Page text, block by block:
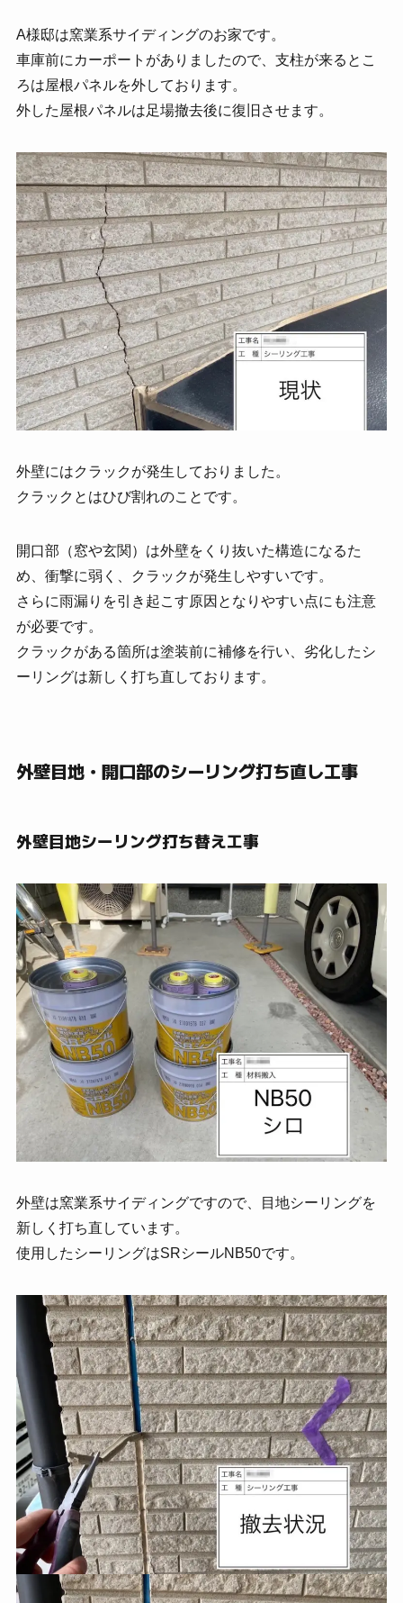
A様邸は窯業系サイディングのお家です。
車庫前にカーポートがありましたので、支柱が来るとこ
ろは屋根パネルを外しております。
外した屋根パネルは足場撤去後に復旧させます。
外壁にはクラックが発生しておりました。
クラックとはひび割れのことです。
開口部（窓や玄関）は外壁をくり抜いた構造になるた
め、衝撃に弱く、クラックが発生しやすいです。
さらに雨漏りを引き起こす原因となりやすい点にも注意
が必要です。
クラックがある箇所は塗装前に補修を行い、劣化したシ
ーリングは新しく打ち直しております。
外壁目地・開口部のシーリング打ち直し工事
外壁目地シーリング打ち替え工事
外壁は窯業系サイディングですので、目地シーリングを
新しく打ち直しています。
使用したシーリングはSRシールNB50です。